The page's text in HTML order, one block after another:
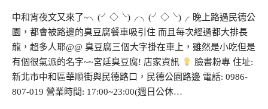
中和宵夜文又來了~╮(╯◇╰)╭╮(╯◇╰)╭ 晚上路過民德公
園，都會被路邊的臭豆腐餐車吸引住 而且每次經過都大排長
龍，超多人耶@@ 臭豆腐三個大字掛在車上，雖然是小吃但是
有個很氣派的名字~~宮廷臭豆腐! 店家資訊
臉書粉專 住址:
新北市中和區華順街與民德路口，民德公園路邊 電話: 0986-
807-019 營業時間: 17:00~23:00(週日公休…